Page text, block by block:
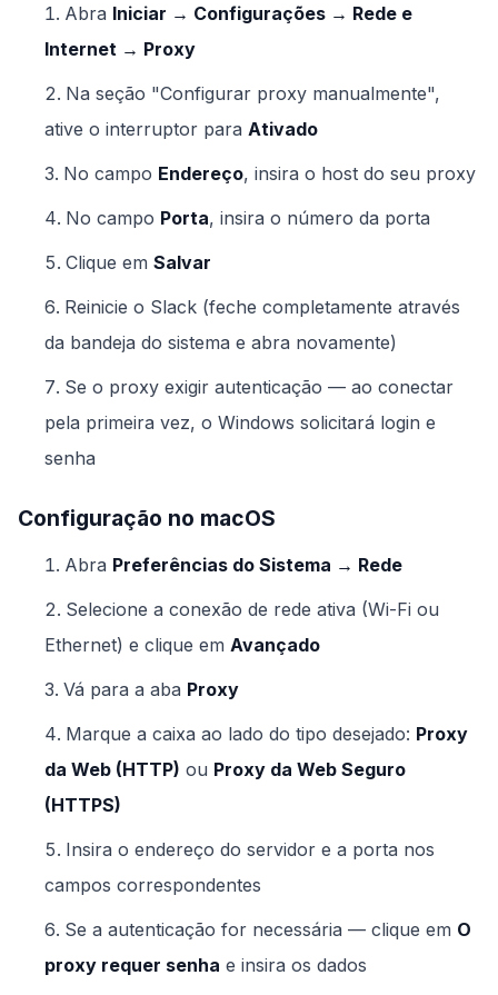
Abra Iniciar → Configurações → Rede e
Internet → Proxy
Na seção "Configurar proxy manualmente",
ative o interruptor para Ativado
No campo Endereço, insira o host do seu proxy
No campo Porta, insira o número da porta
Clique em Salvar
Reinicie o Slack (feche completamente através
da bandeja do sistema e abra novamente)
Se o proxy exigir autenticação — ao conectar
pela primeira vez, o Windows solicitará login e
senha
Configuração no macOS
Abra Preferências do Sistema → Rede
Selecione a conexão de rede ativa (Wi-Fi ou
Ethernet) e clique em Avançado
Vá para a aba Proxy
Marque a caixa ao lado do tipo desejado: Proxy
da Web (HTTP) ou Proxy da Web Seguro
(HTTPS)
Insira o endereço do servidor e a porta nos
campos correspondentes
Se a autenticação for necessária — clique em O
proxy requer senha e insira os dados